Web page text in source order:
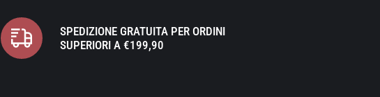
SPEDIZIONE GRATUITA PER ORDINI
SUPERIORI A €199,90